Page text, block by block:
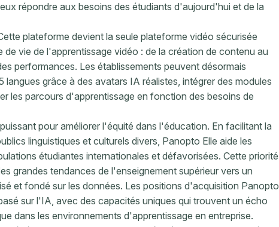
répondre aux besoins des étudiants d'aujourd'hui et de la
plateforme devient la seule plateforme vidéo sécurisée
vie de l'apprentissage vidéo : de la création de contenu au
performances. Les établissements peuvent désormais
grâce à des avatars IA réalistes, intégrer des modules
les parcours d'apprentissage en fonction des besoins de
pour améliorer l'équité dans l'éducation. En facilitant la
linguistiques et culturels divers, Panopto Elle aide les
étudiantes internationales et défavorisées. Cette priorité
grandes tendances de l'enseignement supérieur vers un
et fondé sur les données. Les positions d'acquisition Panopto
sur l'IA, avec des capacités uniques qui trouvent un écho
dans les environnements d'apprentissage en entreprise.